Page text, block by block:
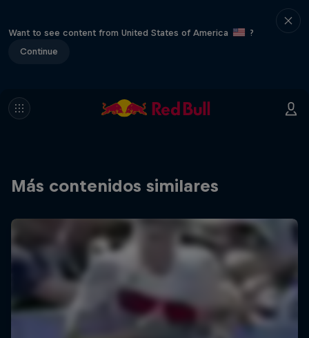
Want to see content from United States of America
?
Continue
Más contenidos similares